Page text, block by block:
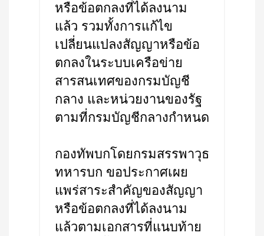
หรือข้อตกลงที่ได้ลงนาม
แล้ว รวมทั้งการแก้ไข
เปลี่ยนแปลงสัญญาหรือข้อ
ตกลงในระบบเครือข่าย
สารสนเทศของกรมบัญชี
กลาง และหน่วยงานของรัฐ
ตามที่กรมบัญชีกลางกำหนด
กองทัพบกโดยกรมสรรพาวุธ
ทหารบก ขอประกาศเผย
แพร่สาระสำคัญของสัญญา
หรือข้อตกลงที่ได้ลงนาม
แล้วตามเอกสารที่แนบท้าย